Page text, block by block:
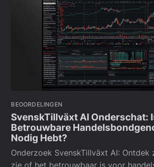
BEOORDELINGEN
SvenskTillväxt AI Onderschat:
Betrouwbare
Nodig Hebt?
Onderzoek SvenskTillväxt AI: Ontdek